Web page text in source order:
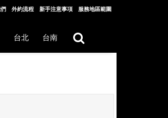
外約流程 新手注意事項 服務地區範圍
台北 台南